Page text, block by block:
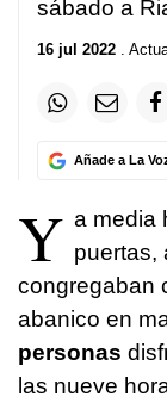
sábado a
16 jul 2022 .
Añade a La
Y a media
puertas,
congregaban
abanico en
personas
las nueve